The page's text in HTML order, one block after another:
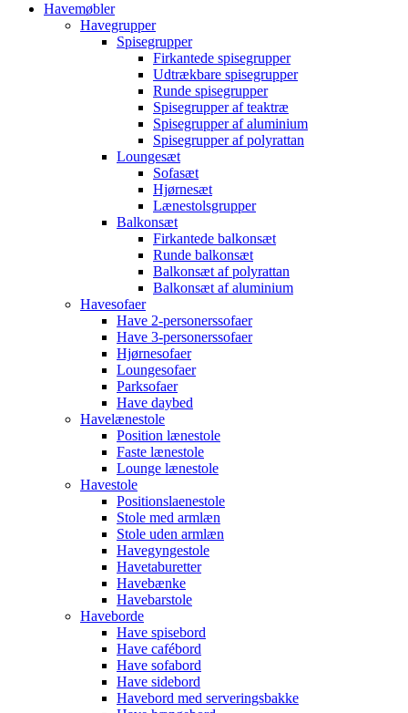
Havemøbler
Havegrupper
Spisegrupper
Firkantede spisegrupper
Udtrækbare spisegrupper
Runde spisegrupper
Spisegrupper af teaktræ
Spisegrupper af aluminium
Spisegrupper af polyrattan
Loungesæt
Sofasæt
Hjørnesæt
Lænestolsgrupper
Balkonsæt
Firkantede balkonsæt
Runde balkonsæt
Balkonsæt af polyrattan
Balkonsæt af aluminium
Havesofaer
Have 2-personerssofaer
Have 3-personerssofaer
Hjørnesofaer
Loungesofaer
Parksofaer
Have daybed
Havelænestole
Position lænestole
Faste lænestole
Lounge lænestole
Havestole
Positionslaenestole
Stole med armlæn
Stole uden armlæn
Havegyngestole
Havetaburetter
Havebænke
Havebarstole
Haveborde
Have spisebord
Have cafébord
Have sofabord
Have sidebord
Havebord med serveringsbakke